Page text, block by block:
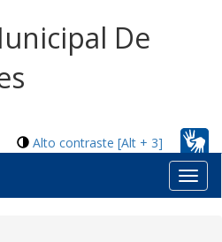
De
Alto contraste [Alt + 3]